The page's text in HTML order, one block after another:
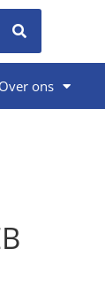
Over ons